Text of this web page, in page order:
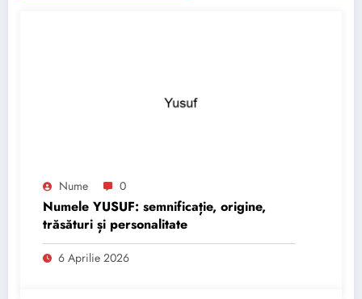
Nume 0
Numele YUSUF: semnificație, origine,
trăsături și personalitate
6 Aprilie 2026